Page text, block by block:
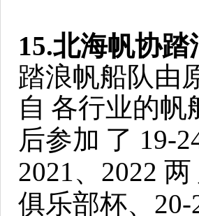
15.北海帆协踏
踏浪帆船队由
自 各行业的帆
后参加 了 19-
2021、2022 两
俱乐部杯、20-